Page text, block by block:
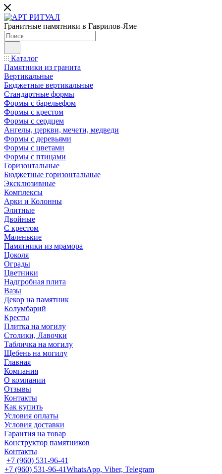
Гранитные памятники в Гаврилов-Яме
Каталог
Памятники из гранита
Вертикальные
Бюджетные вертикальные
Стандартные формы
Формы с барельефом
Формы с крестом
Формы с сердцем
Ангелы, церкви, мечети, медведи
Формы с деревьями
Формы с цветами
Формы с птицами
Горизонтальные
Бюджетные горизонтальные
Эксклюзивные
Комплексы
Арки и Колонны
Элитные
Двойные
С крестом
Маленькие
Памятники из мрамора
Цоколя
Ограды
Цветники
Надгробная плита
Вазы
Декор на памятник
Колумбарий
Кресты
Плитка на могилу
Столики, Лавочки
Табличка на могилу
Щебень на могилу
Главная
Компания
О компании
Отзывы
Контакты
Как купить
Условия оплаты
Условия доставки
Гарантия на товар
Конструктор памятников
Контакты
+7 (960) 531-96-41
+7 (960) 531-96-41WhatsApp, Viber, Telegram